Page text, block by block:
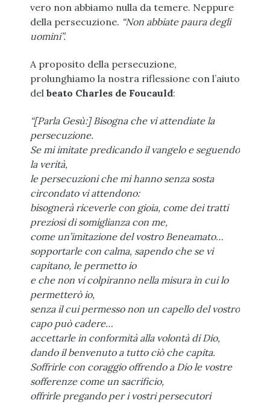
vero non abbiamo nulla da temere. Neppure
della persecuzione. “Non abbiate paura degli
uomini”.
A proposito della persecuzione,
prolunghiamo la nostra riflessione con l’aiuto
del beato Charles de Foucauld:
“[Parla Gesù:] Bisogna che vi attendiate la
persecuzione.
Se mi imitate predicando il vangelo e seguendo
la verità,
le persecuzioni che mi hanno senza sosta
circondato vi attendono:
bisognerà riceverle con gioia, come dei tratti
preziosi di somiglianza con me,
come un’imitazione del vostro Beneamato…
sopportarle con calma, sapendo che se vi
capitano, le permetto io
e che non vi colpiranno nella misura in cui lo
permetterò io,
senza il cui permesso non un capello del vostro
capo può cadere…
accettarle in conformità alla volontà di Dio,
dando il benvenuto a tutto ciò che capita.
Soffrirle con coraggio offrendo a Dio le vostre
sofferenze come un sacrificio,
offrirle pregando per i vostri persecutori